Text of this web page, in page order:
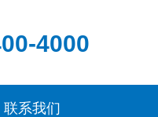
4000
联系我们